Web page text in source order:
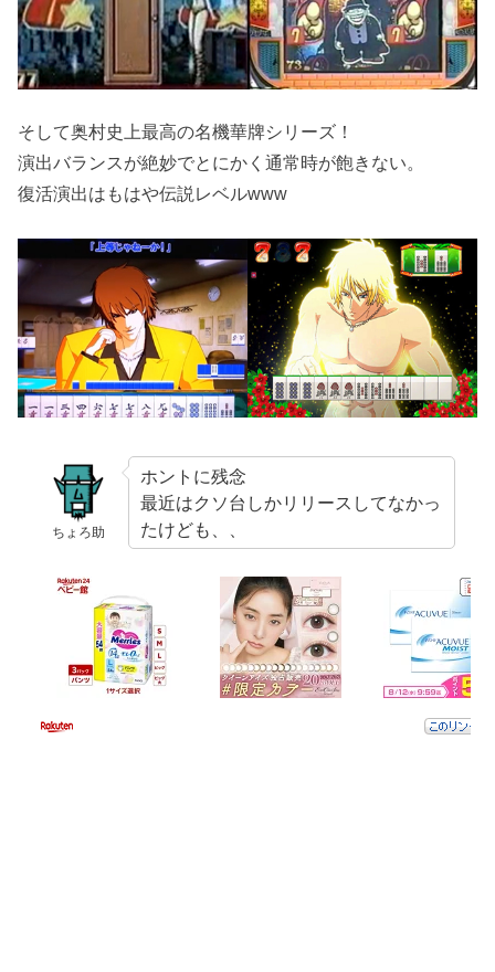
そして奥村史上最高の名機華牌シリーズ！
演出バランスが絶妙でとにかく通常時が飽きない。
復活演出はもはや伝説レベルwww
ちょろ助
ホントに残念
最近はクソ台しかリリースしてなかっ
たけども、、